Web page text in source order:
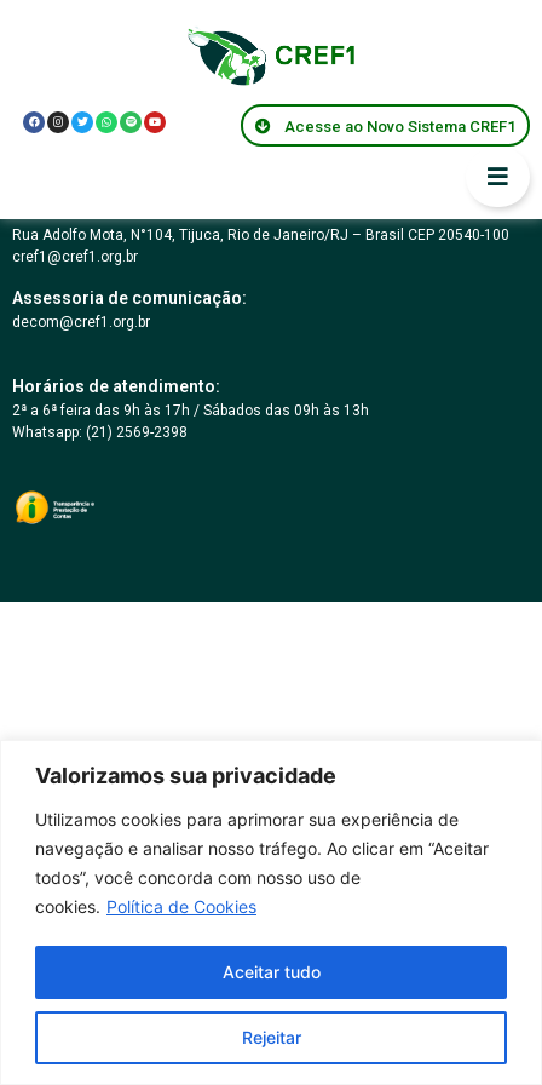
Valorizamos sua privacidade
Utilizamos cookies para aprimorar sua experiência de
navegação e analisar nosso tráfego. Ao clicar em “Aceitar
todos”, você concorda com nosso uso de
cookies. Política de Cookies
Rejeitar
Aceitar tudo
Acesse ao Novo Sistema CREF1
Podcast Nº 19
Rua Adolfo Mota, N°104, Tijuca, Rio de Janeiro/RJ – Brasil CEP 20540-100
cref1@cref1.org.br
Assessoria de comunicação:
decom@cref1.org.br
Horários de atendimento:
2ª a 6ª feira das 9h às 17h / Sábados das 09h às 13h
Whatsapp: (21) 2569-2398